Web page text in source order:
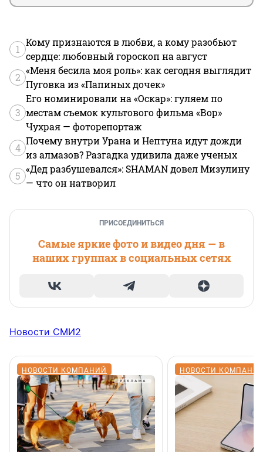
1
Кому признаются в любви, а кому разобьют
сердце: любовный гороскоп на август
2
«Меня бесила моя роль»: как сегодня выглядит
Пуговка из «Папиных дочек»
3
Его номинировали на «Оскар»: гуляем по
местам съемок культового фильма «Вор»
Чухрая — фоторепортаж
4
Почему внутри Урана и Нептуна идут дожди
из алмазов? Разгадка удивила даже ученых
5
«Дед разбушевался»: SHAMAN довел Мизулину
— что он натворил
ПРИСОЕДИНИТЬСЯ
Самые яркие фото и видео дня — в
наших группах в социальных сетях
Новости СМИ2
НОВОСТИ КОМПАНИЙ НОВОСТИ